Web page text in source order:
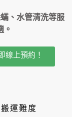
、水管清洗等服
。
線上預約！
運難度